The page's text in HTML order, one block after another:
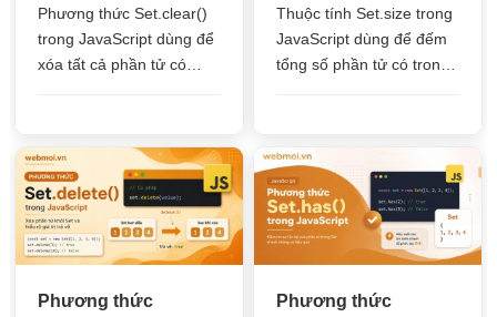
Phương thức Set.clear()
trong JavaScript dùng để
xóa tất cả phần tử có
Thuộc tính Set.size trong
JavaScript dùng để đếm
tổng số phần tử có trong
Phương thức
Phương thức